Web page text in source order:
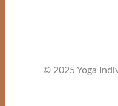
© 2025 Yoga